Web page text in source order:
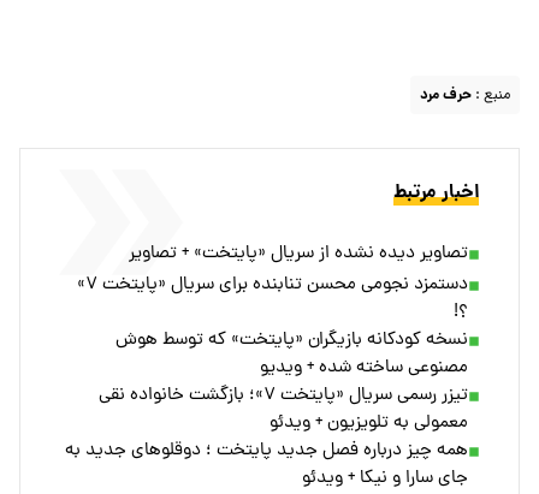
منبع : حرف مرد
اخبار مرتبط
تصاویر دیده نشده از سریال «پایتخت» + تصاویر
دستمزد نجومی محسن تنابنده برای سریال «پایتخت ۷»
؟!
نسخه کودکانه‌ بازیگران «پایتخت» که توسط هوش
مصنوعی ساخته شده + ویدیو
تیزر رسمی سریال «پایتخت ۷»؛ بازگشت خانواده نقی
معمولی به تلویزیون + ویدئو
همه چیز درباره فصل جدید پایتخت ؛ دوقلوهای جدید به
جای سارا و نیکا + ویدئو